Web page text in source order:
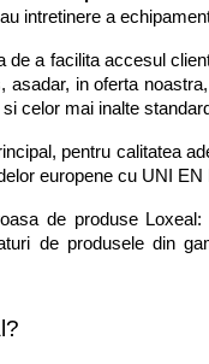
intretinere a
de a facilita accesul
asadar, in oferta
celor mai inalte
pentru calitatea
europene cu UNI EN
de produse
de produsele din